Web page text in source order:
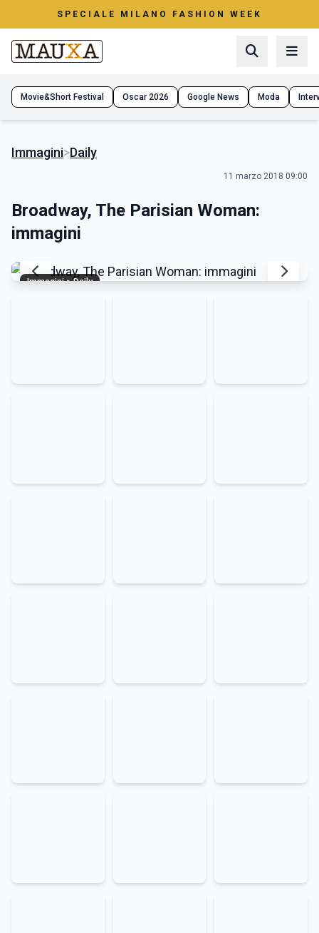
SPECIALE MILANO FASHION WEEK
Movie&Short Festival Oscar 2026 Google News Moda
Immagini>Daily
11 marzo 2018 09:00
Broadway, The Parisian Woman:
immagini
Immagini > Daily